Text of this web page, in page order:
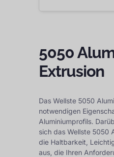
5050
Extrusion
Das Wellste 5050
notwendigen
Aluminiumprofils.
sich das Wellste 5050
die Haltbarkeit,
aus, die Ihren